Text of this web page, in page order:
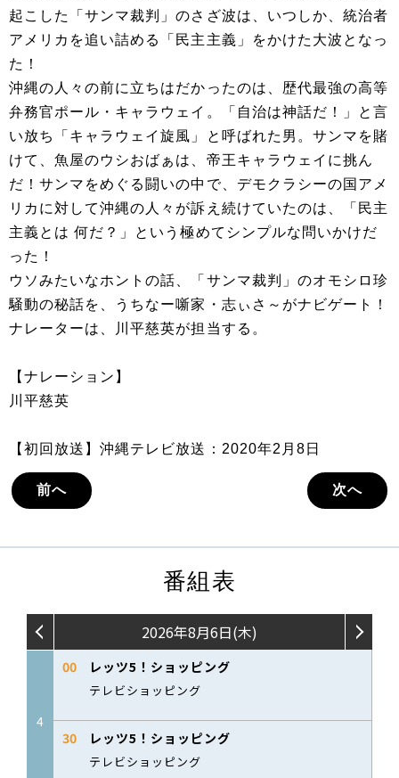
起こした「サンマ裁判」のさざ波は、いつしか、統治者
アメリカを追い詰める「民主主義」をかけた大波となっ
た！
沖縄の人々の前に立ちはだかったのは、歴代最強の高等
弁務官ポール・キャラウェイ。「自治は神話だ！」と言
い放ち「キャラウェイ旋風」と呼ばれた男。サンマを賭
けて、魚屋のウシおばぁは、帝王キャラウェイに挑ん
だ！サンマをめぐる闘いの中で、デモクラシーの国アメ
リカに対して沖縄の人々が訴え続けていたのは、「民主
主義とは 何だ？」という極めてシンプルな問いかけだ
った！
ウソみたいなホントの話、「サンマ裁判」のオモシロ珍
騒動の秘話を、うちなー噺家・志ぃさ～がナビゲート！
ナレーターは、川平慈英が担当する。
【ナレーション】
川平慈英
【初回放送】沖縄テレビ放送：2020年2月8日
前へ 次へ
番組表